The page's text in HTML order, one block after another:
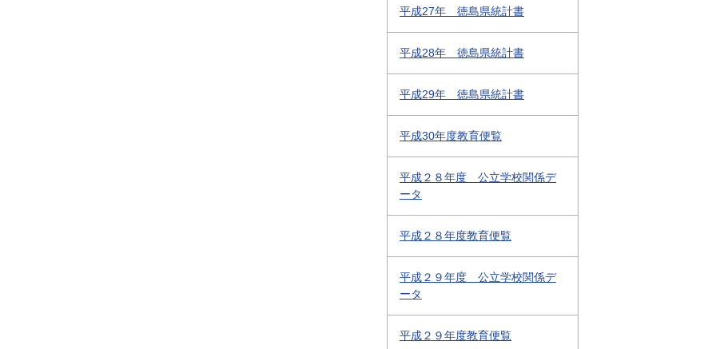
平成27年 徳島県統計書
平成28年 徳島県統計書
平成29年 徳島県統計書
平成30年度教育便覧
平成２８年度 公立学校関係デ
ータ
平成２８年度教育便覧
平成２９年度 公立学校関係デ
ータ
平成２９年度教育便覧